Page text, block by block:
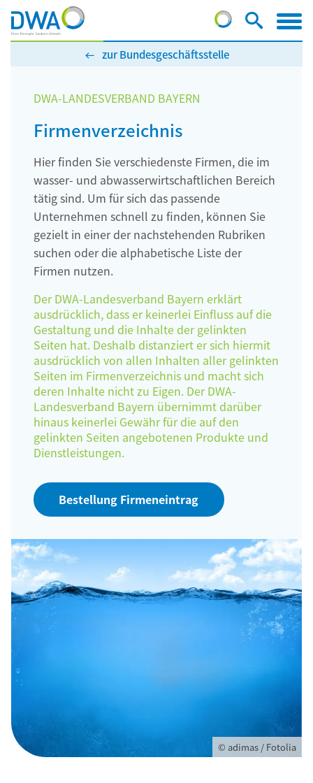
zur Bundesgeschäftsstelle
DWA-LANDESVERBAND BAYERN
Firmenverzeichnis
Hier finden Sie verschiedenste Firmen, die im
wasser- und abwasserwirtschaftlichen Bereich
tätig sind. Um für sich das passende
Unternehmen schnell zu finden, können Sie
gezielt in einer der nachstehenden Rubriken
suchen oder die alphabetische Liste der
Firmen nutzen.
Der DWA-Landesverband Bayern erklärt
ausdrücklich, dass er keinerlei Einfluss auf die
Gestaltung und die Inhalte der gelinkten
Seiten hat. Deshalb distanziert er sich hiermit
ausdrücklich von allen Inhalten aller gelinkten
Seiten im Firmenverzeichnis und macht sich
deren Inhalte nicht zu Eigen. Der DWA-
Landesverband Bayern übernimmt darüber
hinaus keinerlei Gewähr für die auf den
gelinkten Seiten angebotenen Produkte und
Dienstleistungen.
Bestellung Firmeneintrag
© adimas / Fotolia